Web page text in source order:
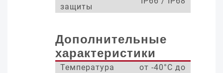
защиты
Дополнительные
характеристики
Температура
от -40°С до